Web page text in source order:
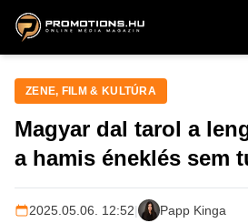
ZENE, FILM & KULT
ZENE, FILM & KULTÚRA
Magyar dal tarol a
a hamis éneklés sem
2025.05.06. 12:52| Papp Kinga